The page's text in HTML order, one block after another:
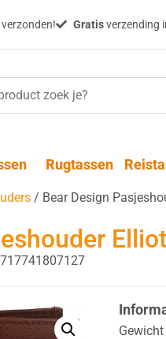
Gratisverzending
Rugtassen
/ Bear Design
Gewicht